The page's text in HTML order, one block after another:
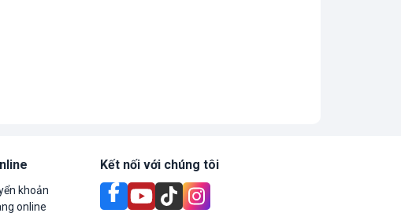
khoản
online
Kết nối với chúng tôi